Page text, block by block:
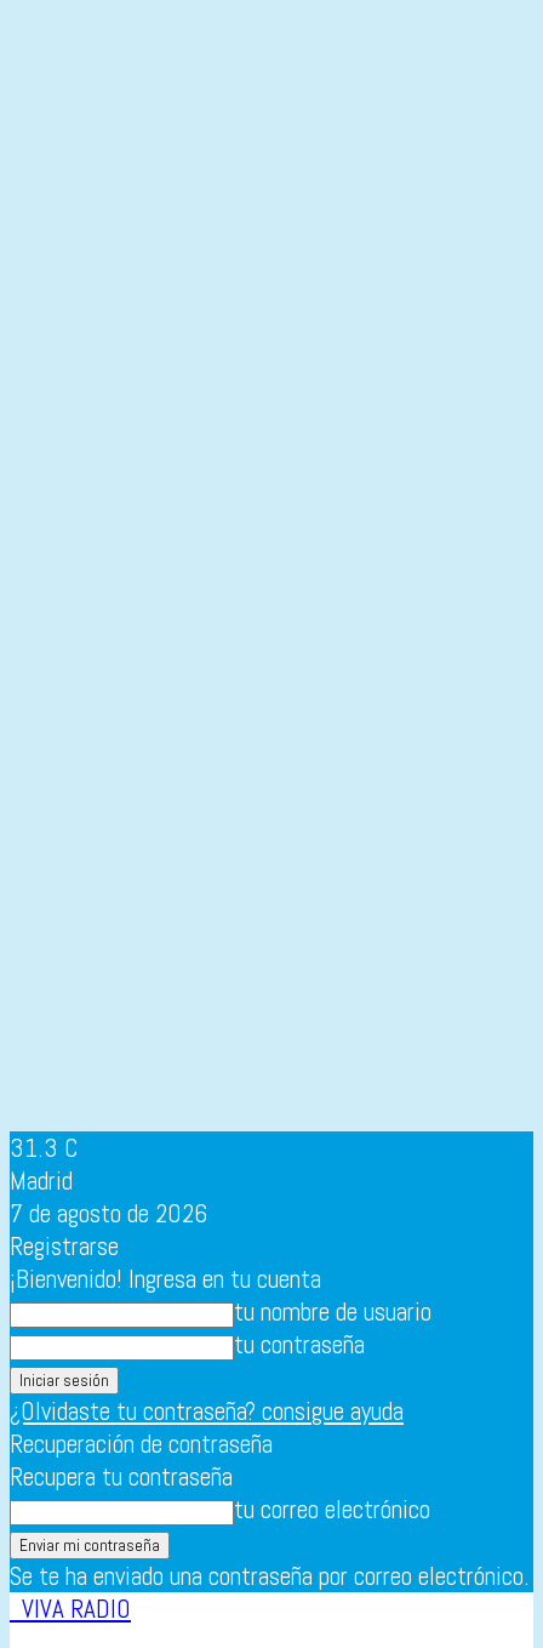
31.3 C
Madrid
7 de agosto de 2026
Registrarse
¡Bienvenido! Ingresa en tu cuenta
tu nombre de usuario
tu contraseña
¿Olvidaste tu contraseña? consigue ayuda
Recuperación de contraseña
Recupera tu contraseña
tu correo electrónico
Se te ha enviado una contraseña por correo electrónico.
VIVA RADIO